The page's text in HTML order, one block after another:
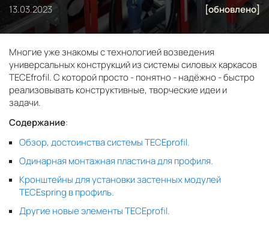
13.03.2023 [обновлено]
Многие уже знакомы с технологией возведения
универсальных конструкций из системы силовых каркасов
TECEfrofil. С которой просто - понятно - надёжно - быстро
реализовывать конструктивные, творческие идеи и
задачи.
Содержание:
Обзор, достоинства системы TECEprofil.
Одинарная монтажная пластина для профиля.
Кронштейны для установки застенных модулей
TECEspring в профиль.
Другие новые элементы TECEprofil.